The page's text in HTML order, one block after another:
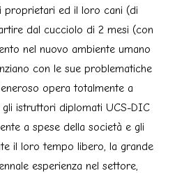
proprietari ed il loro cani (di
dal cucciolo di 2 mesi (con
nel nuovo ambiente umano
con le sue problematiche
opera totalmente a
istruttori diplomati UCS-DIC
a spese della società e gli
il loro tempo libero, la grande
esperienza nel settore,